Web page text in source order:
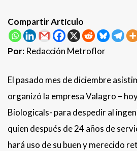
Compartir Artículo
Por: Redacción Metroflor
El pasado mes de diciembre
organizó la empresa Valagro –
Biologicals- para despedir al
quien después de 24 años de
hará uso de su buen y merecido